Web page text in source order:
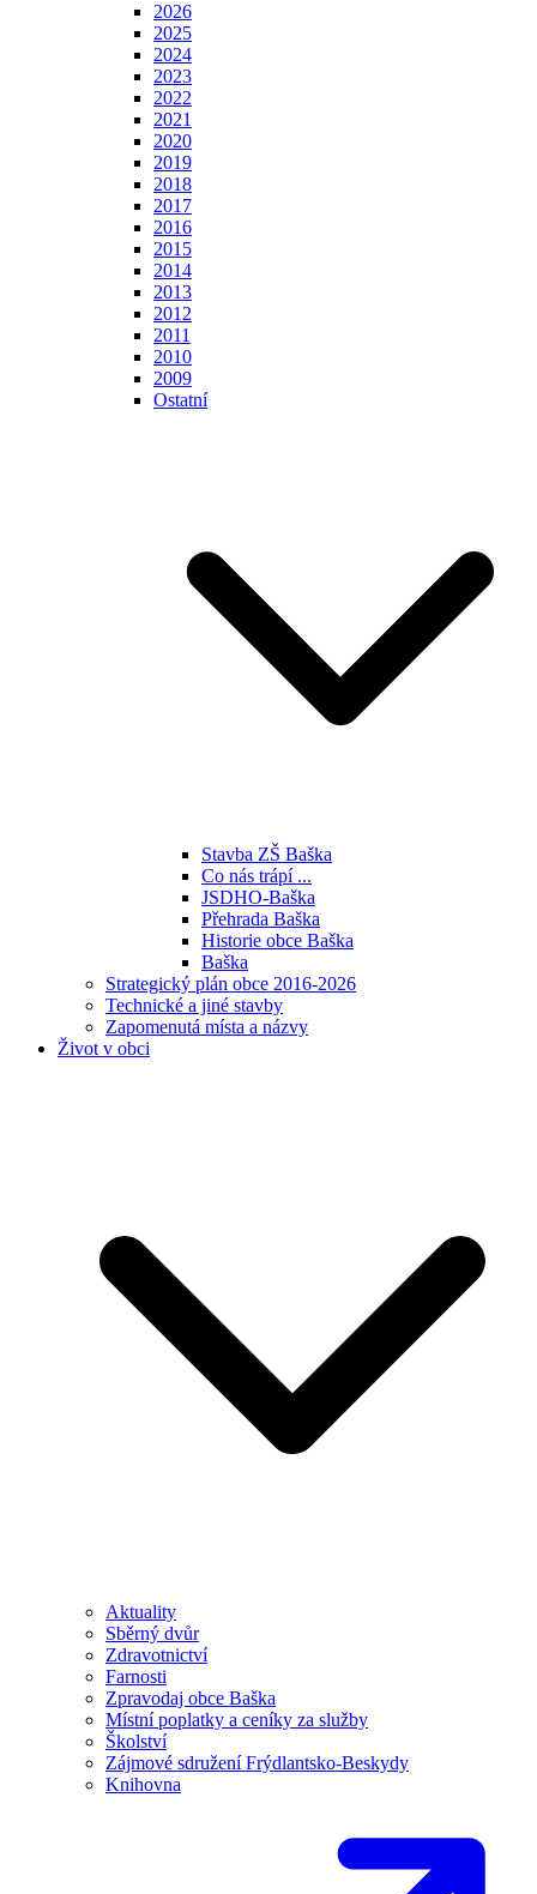
2026
2025
2024
2023
2022
2021
2020
2019
2018
2017
2016
2015
2014
2013
2012
2011
2010
2009
Ostatní
Stavba ZŠ Baška
Co nás trápí ...
JSDHO-Baška
Přehrada Baška
Historie obce Baška
Baška
Strategický plán obce 2016-2026
Technické a jiné stavby
Zapomenutá místa a názvy
Život v obci
Aktuality
Sběrný dvůr
Zdravotnictví
Farnosti
Zpravodaj obce Baška
Místní poplatky a ceníky za služby
Školství
Zájmové sdružení Frýdlantsko-Beskydy
Knihovna